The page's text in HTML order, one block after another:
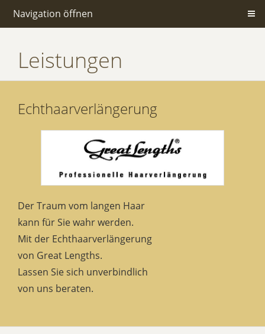
Navigation öffnen
Leistungen
Echthaarverlängerung
Der Traum vom langen Haar
kann für Sie wahr werden.
Mit der Echthaarverlängerung
von Great Lengths.
Lassen Sie sich unverbindlich
von uns beraten.